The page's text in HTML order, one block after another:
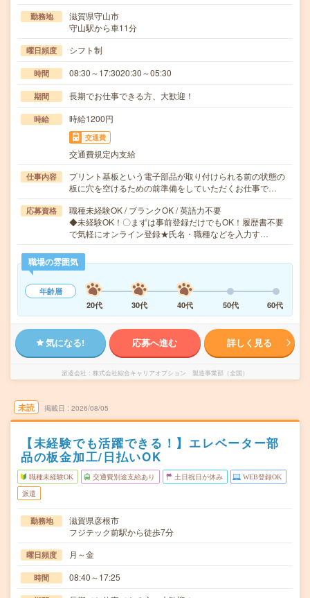
勤務地
滋賀県守山市
守山駅から車11分
曜日頻度 シフト制
時間 08:30～17:3020:30～05:30
期間 長期でお仕事できる方、大歓迎！
時給 時給1200円
交通費
交通費規定内支給
仕事内容
プリント基板という電子部品が取り付けられる前の状態の
板に穴を空けるための前準備をしていただくお仕事で…
応募資格
職種未経験OK / ブランクOK / 英語力不要
◆未経験OK！〇まずは事前登録だけでもOK！履歴書不要
で気軽にオンライン登録★氏名・職種などを入力す…
職場の雰囲気
年齢層
20代
30代 40代 50代 60代
気になる! 応募へ進む 詳しく見る
派遣会社 株式会社綜合キャリアオプション 製造事業部（全国）
未読 掲載日 2026/08/05
【未経験でも活躍できる！】エレベーター部
品の板金加工/日払いOK
職種未経験OK 交通費別途支給あり 土日祝日が休み WEB登録OK
派遣
勤務地
滋賀県彦根市
フジテック前駅から徒歩7分
曜日頻度 月～金
時間 08:40～17:25